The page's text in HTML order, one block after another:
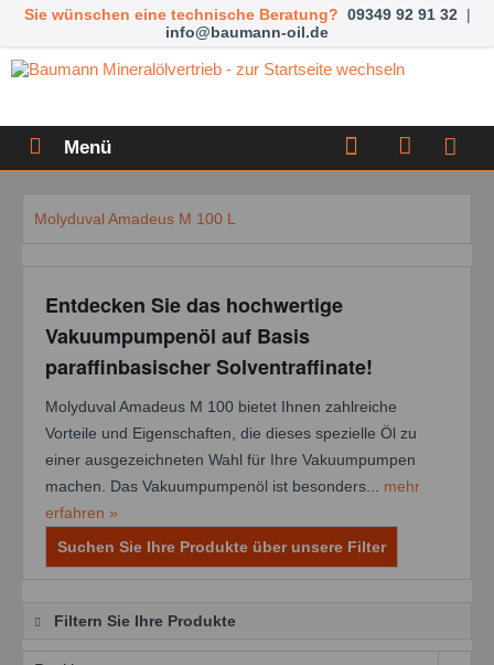
Sie wünschen eine technische Beratung? 09349 92 91 32 |
info@baumann-oil.de
Menü
Molyduval Amadeus M 100 L
Entdecken Sie das hochwertige
Vakuumpumpenöl auf Basis
paraffinbasischer Solventraffinate!
Molyduval Amadeus M 100 bietet Ihnen zahlreiche
Vorteile und Eigenschaften, die dieses spezielle Öl zu
einer ausgezeichneten Wahl für Ihre Vakuumpumpen
machen. Das Vakuumpumpenöl ist besonders... mehr
erfahren »
Suchen Sie Ihre Produkte über unsere Filter
Filtern Sie Ihre Produkte